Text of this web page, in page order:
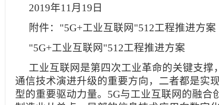
2019年11月19日
附件："5G+工业互联网"512工程推进方案
"5G+工业互联网"512工程推进方案
工业互联网是第四次工业革命的关键支撑
通信技术演进升级的重要方向，二者都是实
型的重要驱动力量。5G与工业互联网的融合